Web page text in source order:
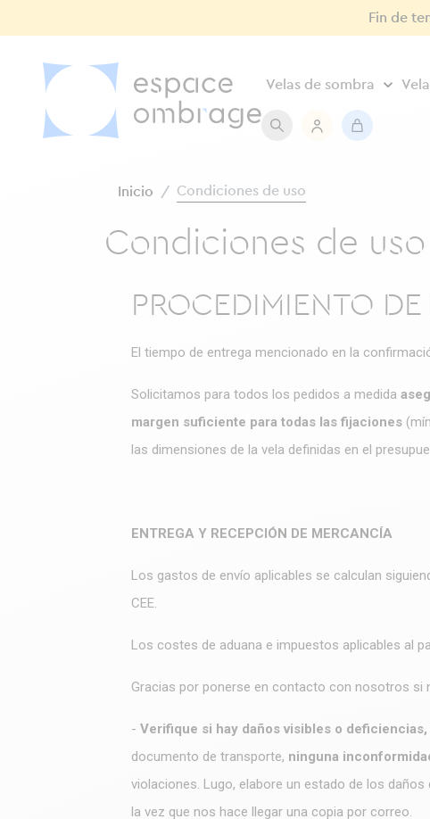
Fin de
Velas de sombra
Inicio Condiciones de uso
Condiciones de uso
PROCEDIMIENTO
El tiempo de entrega mencionado en la
Solicitamos para todos los pedidos a medida
margen suficiente para todas las fijaciones
las dimensiones de la vela definidas en el
ENTREGA Y RECEPCIÓN DE MERCANCÍA
Los gastos de envío aplicables se calculan
CEE.
Los costes de aduana e impuestos aplicables al
Gracias por ponerse en contacto con nosotros si
- Verifique si hay daños visibles o
documento de transporte, ninguna
violaciones. Lugo, elabore un estado de los
la vez que nos hace llegar una copia por correo.